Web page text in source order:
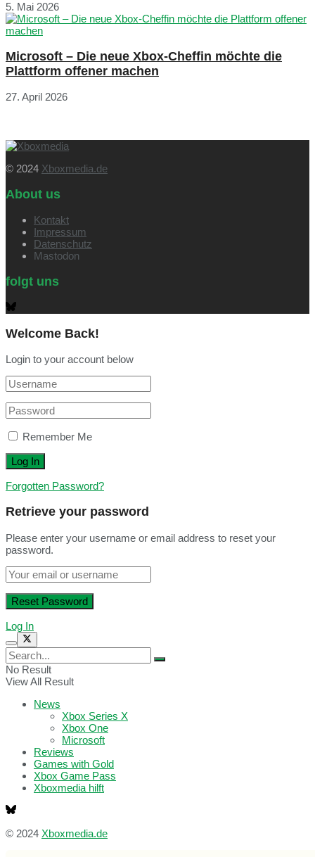
5. Mai 2026
Microsoft – Die neue Xbox-Cheffin möchte die
Plattform offener machen
27. April 2026
© 2024 Xboxmedia.de
About us
Kontakt
Impressum
Datenschutz
Mastodon
folgt uns
Welcome Back!
Login to your account below
Remember Me
Forgotten Password?
Retrieve your password
Please enter your username or email address to reset your
password.
Log In
No Result
View All Result
News
Xbox Series X
Xbox One
Microsoft
Reviews
Games with Gold
Xbox Game Pass
Xboxmedia hilft
© 2024 Xboxmedia.de